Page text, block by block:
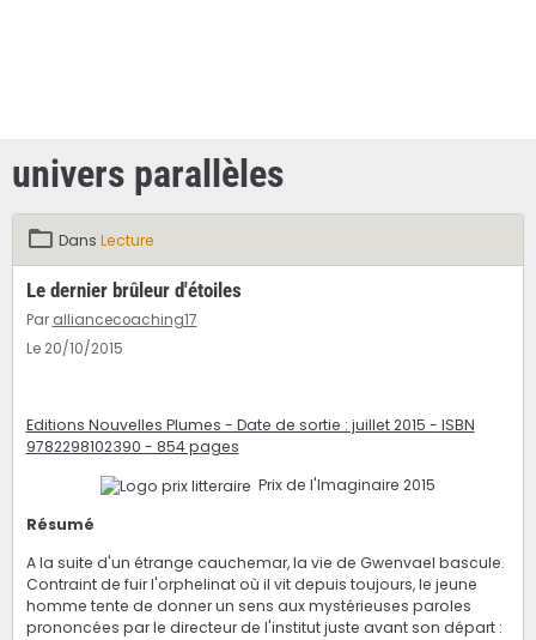
univers parallèles
Dans Lecture
Le dernier brûleur d'étoiles
Par alliancecoaching17
Le 20/10/2015
Editions Nouvelles Plumes - Date de sortie : juillet 2015 - ISBN
9782298102390 - 854 pages
Prix de l'Imaginaire 2015
Résumé
A la suite d'un étrange cauchemar, la vie de Gwenvael bascule.
Contraint de fuir l'orphelinat où il vit depuis toujours, le jeune
homme tente de donner un sens aux mystérieuses paroles
prononcées par le directeur de l'institut juste avant son départ :